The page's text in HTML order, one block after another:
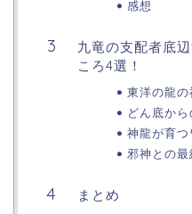
感想
九竜の支配者底
ころ4選！
東洋の龍の
どん底か
神龍が育つ
邪神との最
まとめ